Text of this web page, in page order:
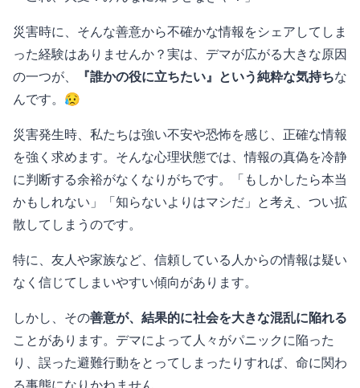
災害時に、そんな善意から不確かな情報をシェアしてしま
った経験はありませんか？実は、デマが広がる大きな原因
の一つが、
『誰かの役に立ちたい』という純粋な気持ちな
んです。😥
災害発生時、私たちは強い不安や恐怖を感じ、正確な情報
を強く求めます。そんな心理状態では、情報の真偽を冷静
に判断する余裕がなくなりがちです。「もしかしたら本当
かもしれない」「知らないよりはマシだ」と考え、つい拡
散してしまうのです。
特に、友人や家族など、信頼している人からの情報は疑い
なく信じてしまいやすい傾向があります。
しかし、その善意が、結果的に社会を大きな混乱に陥れる
ことがあります。デマによって人々がパニックに陥った
り、誤った避難行動をとってしまったりすれば、命に関わ
る事態になりかねません。